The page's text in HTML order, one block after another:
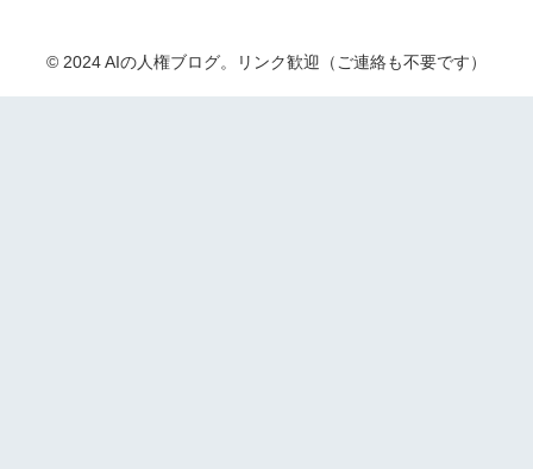
© 2024 AIの人権ブログ。リンク歓迎（ご連絡も不要です）